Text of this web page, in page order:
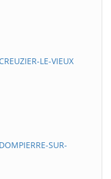
LE-VIEUX
SUR-